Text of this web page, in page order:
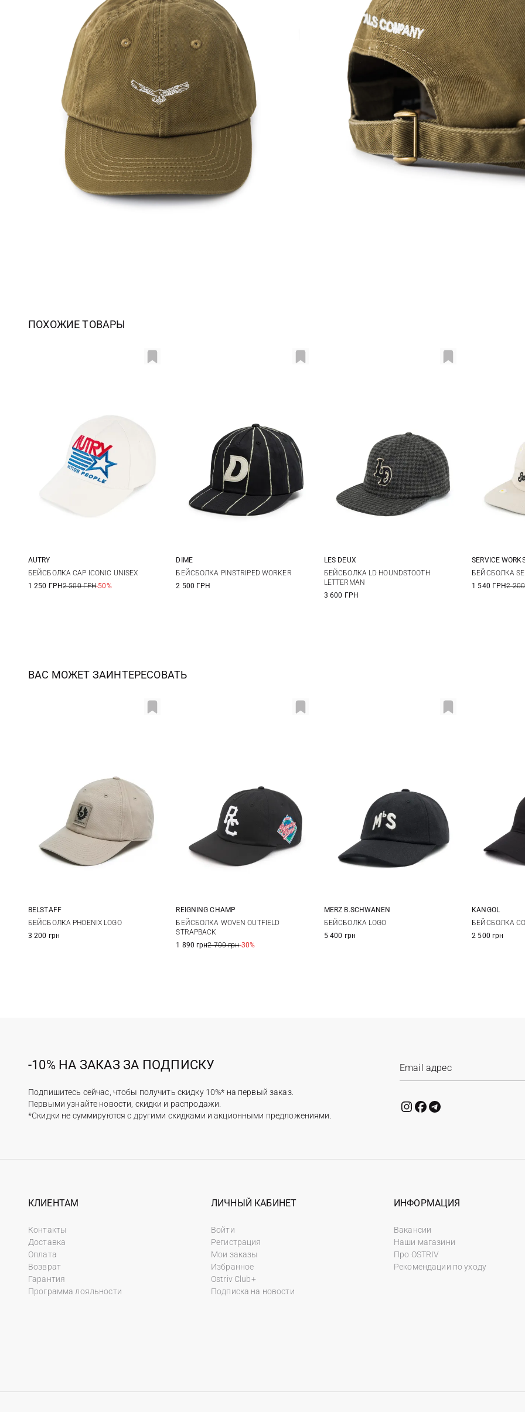
ПОХОЖИЕ ТОВАРЫ
One size
AUTRY
БЕЙСБОЛКА CAP ICONIC UNISEX
1 250 ГРН2 500 ГРН-50%
One size
DIME
БЕЙСБОЛКА PINSTRIPED WORKER
2 500 ГРН
One size
LES DEUX
БЕЙСБОЛКА LD HOUNDSTOOTH
LETTERMAN
3 600 ГРН
SERVICE
БЕЙСБОЛКА
1 540 ГРН2
ВАС МОЖЕТ ЗАИНТЕРЕСОВАТЬ
One size
BELSTAFF
БЕЙСБОЛКА PHOENIX LOGO
3 200 грн
One size
REIGNING CHAMP
БЕЙСБОЛКА WOVEN OUTFIELD
STRAPBACK
1 890 грн2 700 грн-30%
One size
MERZ B.SCHWANEN
БЕЙСБОЛКА LOGO
5 400 грн
KANGOL
БЕЙСБОЛКА
2 500 грн
-10% НА ЗАКАЗ ЗА ПОДПИСКУ
Подпишитесь сейчас, чтобы получить скидку 10%* на первый заказ.
Первыми узнайте новости, скидки и распродажи.
*Скидки не суммируются с другими скидками и акционными предложениями.
КЛИЕНТАМ
Контакты
Доставка
Оплата
Возврат
Гарантия
Программа лояльности
ЛИЧНЫЙ КАБИНЕТ
Войти
Регистрация
Мои заказы
Избранное
Ostriv Club+
Подписка на новости
ИНФОРМАЦИЯ
Вакансии
Наши магазини
Про OSTRIV
Рекомендации по уходу